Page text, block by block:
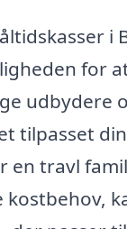
i
for
udbydere
tilpasset
en travl